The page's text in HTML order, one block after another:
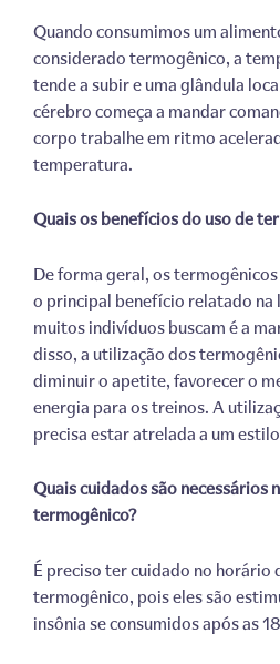
Quando consumimos um
considerado termogênico, a
tende a subir e uma glândula
cérebro começa a mandar
corpo trabalhe em ritmo
temperatura.
Quais os benefícios do uso de
De forma geral, os
o principal benefício relatado
muitos indivíduos buscam é a
disso, a utilização dos
diminuir o apetite, favorecer o
energia para os treinos. A
precisa estar atrelada a um
Quais cuidados são necessários
termogênico?
É preciso ter cuidado no horário
termogênico, pois eles são
insônia se consumidos após as